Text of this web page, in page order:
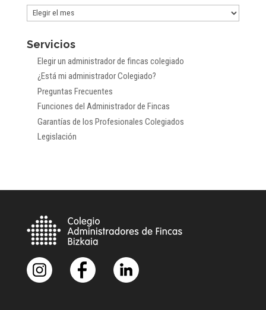
Artículos
meses
Servicios
Elegir un administrador de fincas colegiado
¿Está mi administrador Colegiado?
Preguntas Frecuentes
Funciones del Administrador de Fincas
Garantías de los Profesionales Colegiados
Legislación